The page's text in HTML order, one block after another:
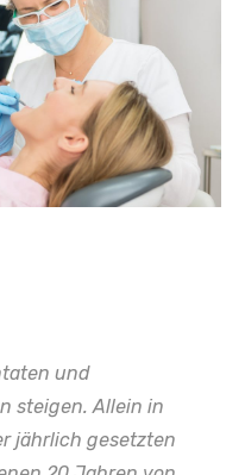
und
steigen. Allein in
jährlich gesetzten